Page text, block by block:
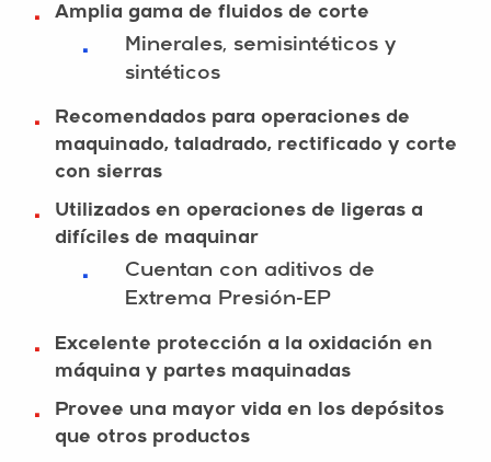
• Amplia gama de fluidos de corte
•
Minerales, semisintéticos y
sintéticos
•
Recomendados para operaciones de
maquinado, taladrado, rectificado y corte
con sierras
•
Utilizados en operaciones de ligeras a
difíciles de maquinar
•
Cuentan con aditivos de
Extrema Presión-EP
•
Excelente protección a la oxidación en
máquina y partes maquinadas
•
Provee una mayor vida en los depósitos
que otros productos